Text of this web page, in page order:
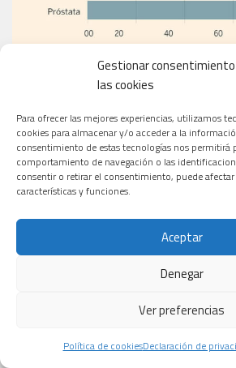
Gestionar
las cookies
Para ofrecer las mejores experiencias, utilizamos
cookies para almacenar y/o acceder a la
consentimiento de estas tecnologías nos permitirá
comportamiento de navegación o las
consentir o retirar el consentimiento, puede
características y funciones.
Aceptar
Denegar
Ver preferencias
Política de cookiesDeclaración de
EL PERIÓDICO